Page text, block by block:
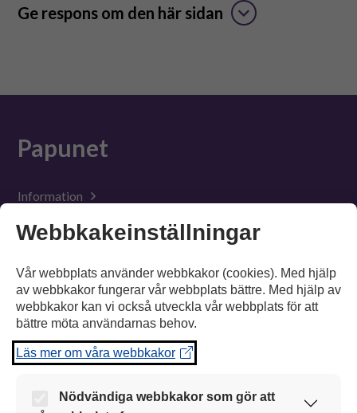
Tillgänglighet
Ge respons om den här sidan
Papunet
Information
Material
Tillgänglighet
Suomeksi
In English
Webbkakeinställningar
Vår webbplats använder webbkakor (cookies). Med hjälp
av webbkakor fungerar vår webbplats bättre. Med hjälp av
webbkakor kan vi också utveckla vår webbplats för att
bättre möta användarnas behov.
Läs mer om våra webbkakor
Nödvändiga webbkakor som gör att